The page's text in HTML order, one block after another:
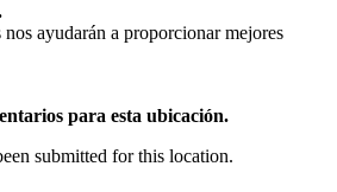
ayudarán a proporcionar mejores
para esta ubicación.
submitted for this location.